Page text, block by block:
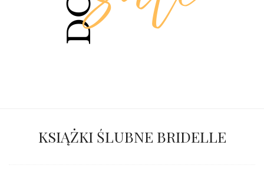
KSIĄŻKI ŚLUBNE BRIDELLE